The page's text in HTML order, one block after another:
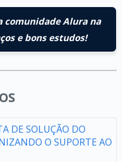
comunidade Alura na
e bons estudos!
DE SOLUÇÃO DO
O SUPORTE AO